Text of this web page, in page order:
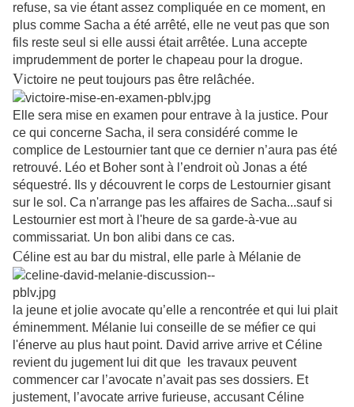
refuse, sa vie étant assez compliquée en ce moment, en
plus comme Sacha a été arrêté, elle ne veut pas que son
fils reste seul si elle aussi était arrêtée. Luna accepte
imprudemment de porter le chapeau pour la drogue.
Victoire ne peut toujours pas être relâchée.
Elle sera mise en examen pour entrave à la justice. Pour
ce qui concerne Sacha, il sera considéré comme le
complice de Lestournier tant que ce dernier n’aura pas été
retrouvé. Léo et Boher sont à l’endroit où Jonas a été
séquestré. Ils y découvrent le corps de Lestournier gisant
sur le sol. Ca n'arrange pas les affaires de Sacha...sauf si
Lestournier est mort à l'heure de sa garde-à-vue au
commissariat. Un bon alibi dans ce cas.
Céline est au bar du mistral, elle parle à Mélanie de
la jeune et jolie avocate qu’elle a rencontrée et qui lui plait
éminemment. Mélanie lui conseille de se méfier ce qui
l'énerve au plus haut point. David arrive arrive et Céline
revient du jugement lui dit que les travaux peuvent
commencer car l’avocate n’avait pas ses dossiers. Et
justement, l’avocate arrive furieuse, accusant Céline